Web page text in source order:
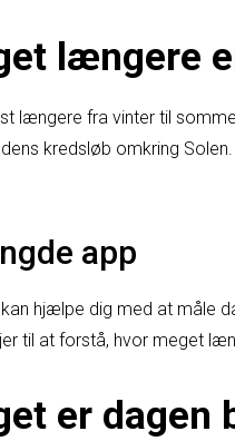
længere
længere fra vinter til
kredsløb omkring
app
kan hjælpe dig med at måle
til at forstå, hvor meget
er dagen